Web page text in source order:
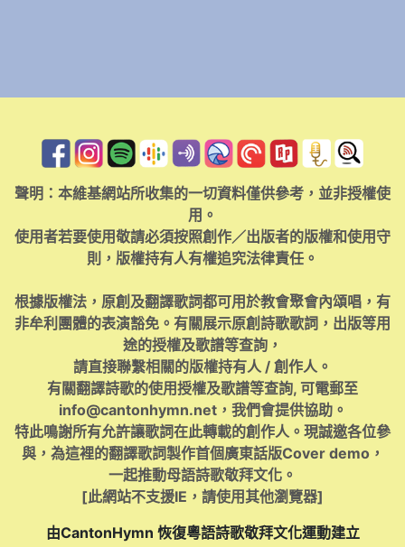
聲明：本維基網站所收集的一切資料僅供參考，並非授權使
用。
使用者若要使用敬請必須按照創作／出版者的版權和使用守
則，版權持有人有權追究法律責任。
根據版權法，原創及翻譯歌詞都可用於教會聚會內頌唱，有
非牟利團體的表演豁免。有關展示原創詩歌歌詞，出版等用
途的授權及歌譜等查詢，
請直接聯繫相關的版權持有人 / 創作人。
有關翻譯詩歌的使用授權及歌譜等查詢, 可電郵至
info@cantonhymn.net，我們會提供協助。
特此鳴謝所有允許讓歌詞在此轉載的創作人。現誠邀各位參
與，為這裡的翻譯歌詞製作首個廣東話版Cover demo，
一起推動母語詩歌敬拜文化。
[此網站不支援IE，請使用其他瀏覽器]
由CantonHymn 恢復粵語詩歌敬拜文化運動建立